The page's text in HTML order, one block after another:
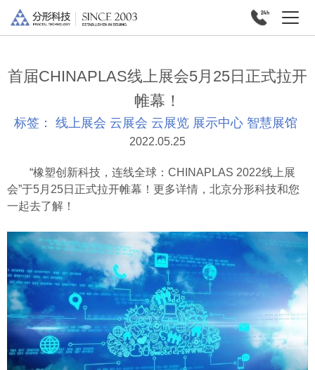
首届CHINAPLAS线上展会5月25日正式拉开
帷幕！
标签： 线上展会 云展会 云展览 展示中心 智慧展馆
2022.05.25
“橡塑创新科技，连线全球：CHINAPLAS 2022线上展
会”于5月25日正式拉开帷幕！更多详情，北京分形科技和您
一起去了解！